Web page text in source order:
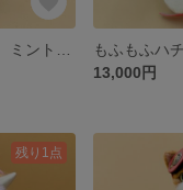
13,000円
残り1点